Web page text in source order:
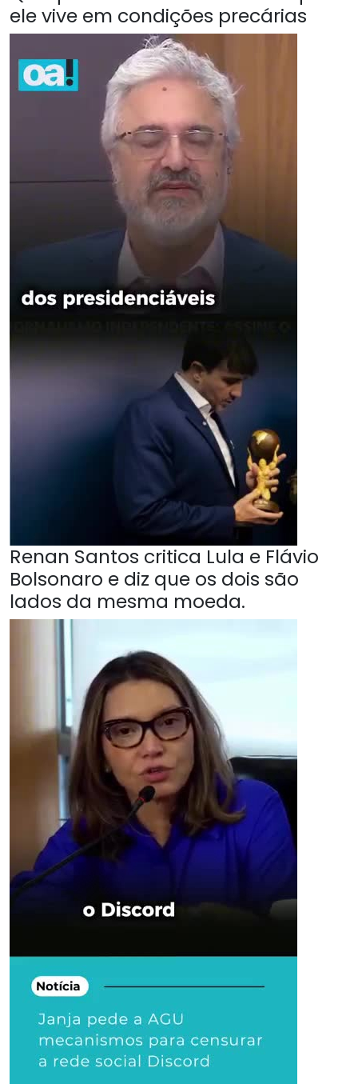
ele vive em condições precárias
Renan Santos critica Lula e Flávio
Bolsonaro e diz que os dois são
lados da mesma moeda.